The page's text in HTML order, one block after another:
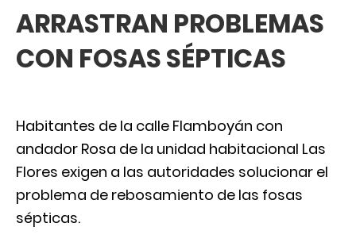
ARRASTRAN PROBLEMAS
CON FOSAS SÉPTICAS
Habitantes de la calle Flamboyán con
andador Rosa de la unidad habitacional Las
Flores exigen a las autoridades solucionar el
problema de rebosamiento de las fosas
sépticas.